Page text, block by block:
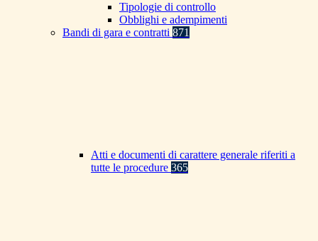
Tipologie di controllo
Obblighi e adempimenti
Bandi di gara e contratti 871
Atti e documenti di carattere generale riferiti a
tutte le procedure 365